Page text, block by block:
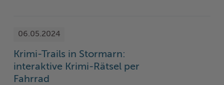
06.05.2024
Krimi-Trails in Stormarn:
interaktive Krimi-Rätsel per
Fahrrad